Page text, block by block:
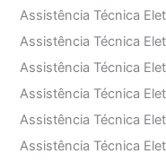
Assistência Técnica
Assistência Técnica
Assistência Técnica
Assistência Técnica
Assistência Técnica
Assistência Técnica